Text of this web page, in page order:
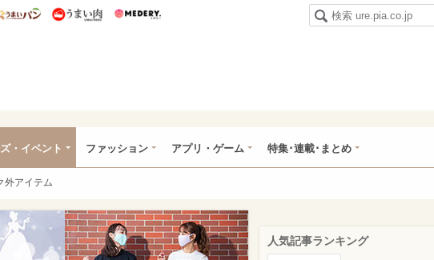
特集
まいめし うまいパン うまい肉
・イベント ファッション アプリ・ゲーム 特集･連載･まとめ
外アイテム
人気記事ランキング